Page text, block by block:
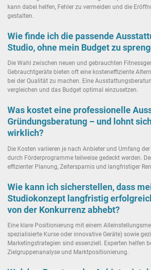
kann dabei helfen, Fehler zu vermeiden und die
gestalten.
Wie finde ich die passende
Studio, ohne mein Budget zu
Die Wahl zwischen neuen und gebrauchten
Gebrauchtgeräte bieten oft eine kosteneffiziente
bei der Qualität zu machen. Eine
vergleichen und das Budget optimal einzusetzen.
Was kostet eine professionelle
Gründungsberatung – und lohnt
wirklich?
Die Kosten variieren je nach Anbieter und Umfang
durch Förderprogramme teilweise gedeckt werden.
effizienter Planung, Zeitersparnis und langfristiger
Wie kann ich sicherstellen, dass
Studiokonzept langfristig
von der Konkurrenz abhebt?
Eine klare Positionierung mit einem
spezialisierte Kurse oder innovative Geräte) sowie
Marketingstrategien sind essenziell. Experten helfen
Zielgruppenanalyse und Marktpositionierung.